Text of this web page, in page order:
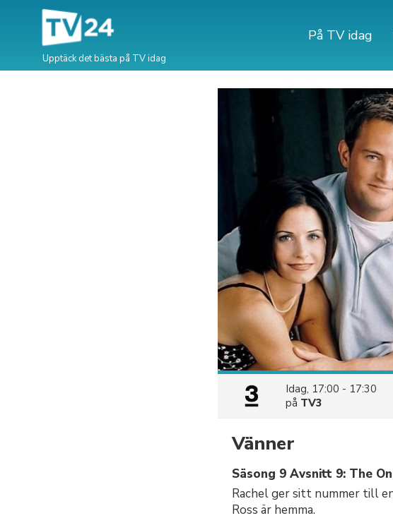
Upptäck det bästa på TV idag
På TV idag
Idag, 17:00 - 17:30
på TV3
Vänner
Säsong 9 Avsnitt 9: The
Rachel ger sitt nummer till
Ross är hemma.